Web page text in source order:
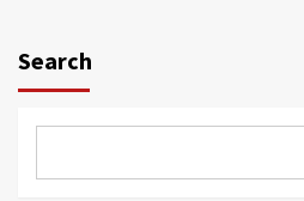
Search